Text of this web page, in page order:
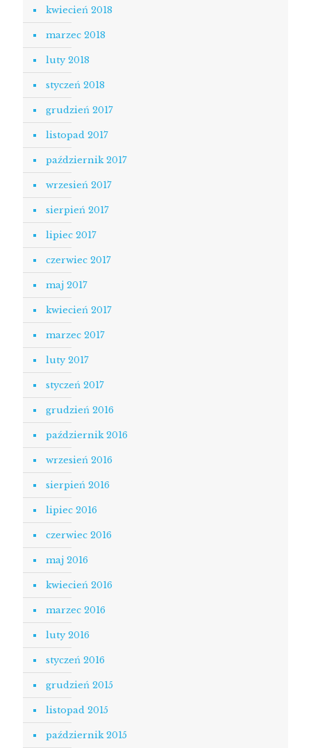
kwiecień 2018
marzec 2018
luty 2018
styczeń 2018
grudzień 2017
listopad 2017
październik 2017
wrzesień 2017
sierpień 2017
lipiec 2017
czerwiec 2017
maj 2017
kwiecień 2017
marzec 2017
luty 2017
styczeń 2017
grudzień 2016
październik 2016
wrzesień 2016
sierpień 2016
lipiec 2016
czerwiec 2016
maj 2016
kwiecień 2016
marzec 2016
luty 2016
styczeń 2016
grudzień 2015
listopad 2015
październik 2015